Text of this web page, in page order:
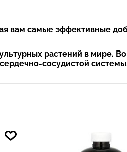
вам самые эффективные
растений в мире.
сосудистой